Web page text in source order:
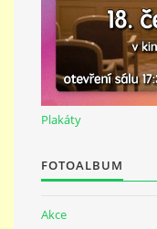
Plakáty
FOTOALBUM
Akce